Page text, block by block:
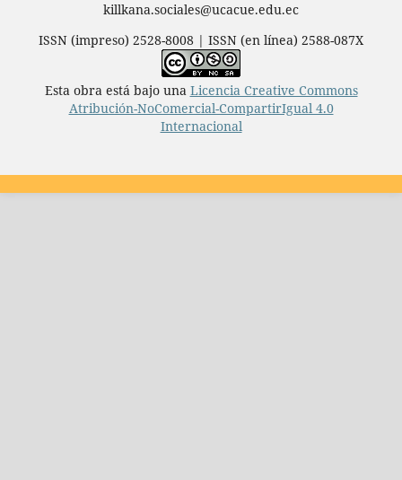
killkana.sociales@ucacue.edu.ec
ISSN (impreso) 2528-8008 | ISSN (en línea) 2588-087X
Esta obra está bajo una Licencia Creative Commons
Atribución-NoComercial-CompartirIgual 4.0
Internacional